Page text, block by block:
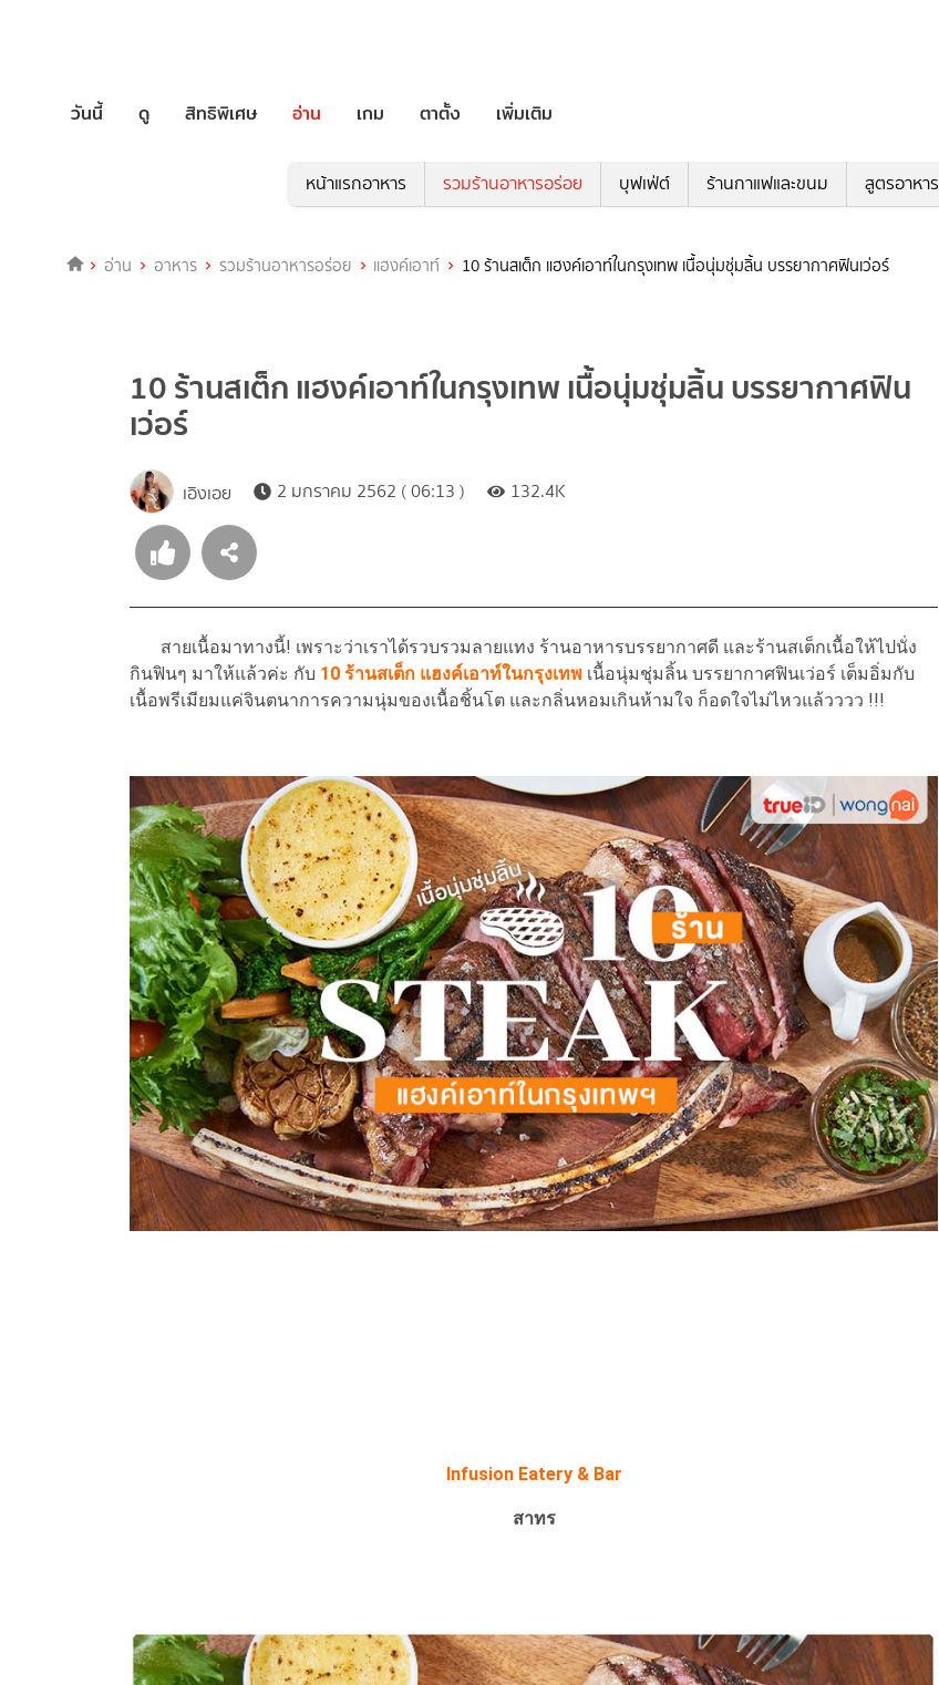
วันนี้ ดู สิทธิพิเศษ อ่าน เกม ตาตั้ง เพิ่มเติม
หน้าแรกอาหาร รวมร้านอาหารอร่อย บุฟเฟ่ต์ ร้านกาแฟและขนม สูตรอาหาร
อ่าน อาหาร รวมร้านอาหารอร่อย แฮงค์เอาท์ 10 ร้านสเต็ก แฮงค์เอาท์ในกรุงเทพ เนื้อนุ่มชุ่มลิ้น บรรยากาศฟินเว่อร์
10 ร้านสเต็ก แฮงค์เอาท์ในกรุงเทพ เนื้อนุ่มชุ่มลิ้น บรรยากาศฟิน
เว่อร์
เอิงเอย 2 มกราคม 2562 ( 06:13 ) 132.4K
สายเนื้อมาทางนี้! เพราะว่าเราได้รวบรวมลายแทง ร้านอาหารบรรยากาศดี และร้านสเต็กเนื้อให้ไปนั่ง
กินฟินๆ มาให้แล้วค่ะ กับ 10 ร้านสเต็ก แฮงค์เอาท์ในกรุงเทพ เนื้อนุ่มชุ่มลิ้น บรรยากาศฟินเว่อร์ เต็มอิ่มกับ
เนื้อพรีเมียมแค่จินตนาการความนุ่มของเนื้อชิ้นโต และกลิ่นหอมเกินห้ามใจ ก็อดใจไม่ไหวแล้วววว !!!
Infusion Eatery & Bar
สาทร